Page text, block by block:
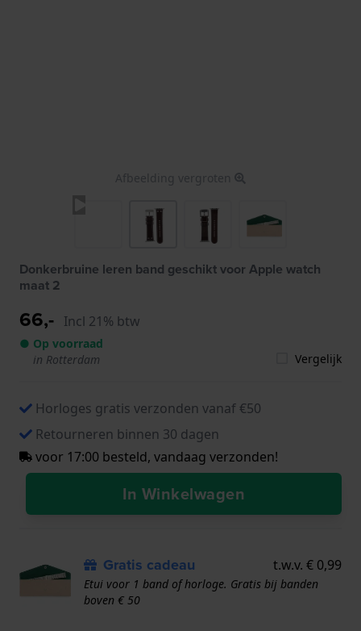
Afbeelding vergroten
Donkerbruine leren band geschikt voor Apple watch
maat 2
66,- Incl 21% btw
● Op voorraad
in Rotterdam
Vergelijk
Horloges gratis verzonden vanaf €50
Retourneren binnen 30 dagen
voor 17:00 besteld, vandaag verzonden!
In Winkelwagen
Gratis cadeau t.w.v. € 0,99
Etui voor 1 band of horloge. Gratis bij banden
boven € 50